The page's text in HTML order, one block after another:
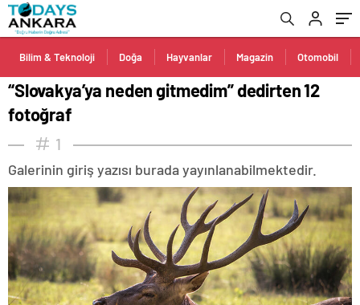
Bilim & Teknoloji Doğa Hayvanlar Magazin Otomobil
“Slovakya’ya neden gitmedim” dedirten 12
fotoğraf
1
Galerinin giriş yazısı burada yayınlanabilmektedir.